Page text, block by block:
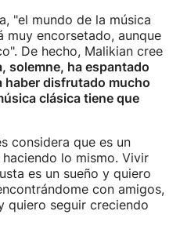
"el mundo de la música
muy encorsetado, aunque
De hecho, Malikian cree
solemne, ha espantado
haber disfrutado mucho
clásica tiene que
considera que es un
lo mismo. Vivir
es un sueño y quiero
con amigos,
quiero seguir creciendo